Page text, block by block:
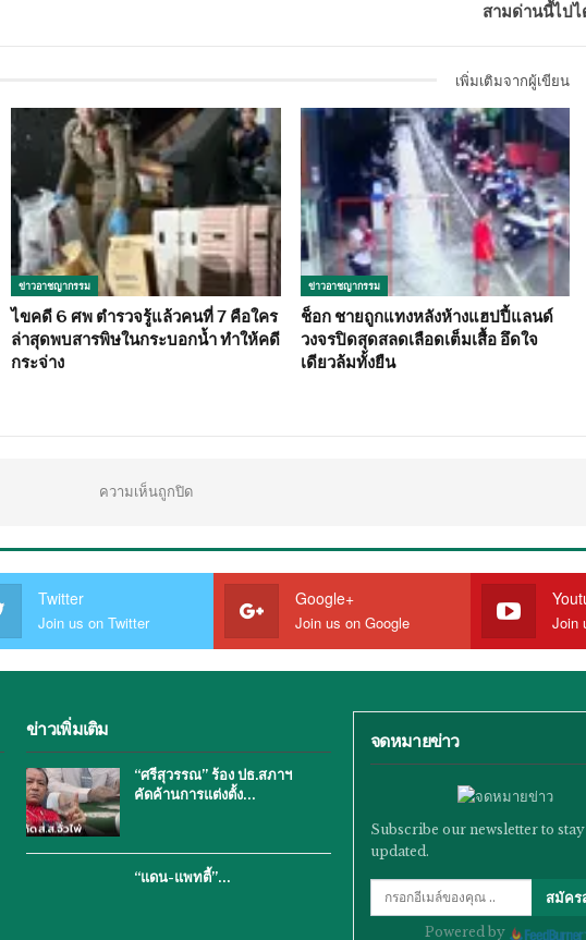
สามด่านนี้ไปไ
เพิ่มเติมจากผู้เขียน
ข่าวอาชญากรรม
ไขคดี 6 ศพ ตำรวจรู้แล้วคนที่ 7 คือใคร
ล่าสุดพบสารพิษในกระบอกน้ำ ทำให้คดี
กระจ่าง
ข่าวอาชญากรรม
ช็อก ชายถูกแทงหลังห้างแฮปปี้แลนด์
วงจรปิดสุดสลดเลือดเต็มเสื้อ อึดใจ
เดียวล้มทั้งยืน
ความเห็นถูกปิด
Twitter
Join us on Twitter
Google+
Join us on Google Join
ข่าวเพิ่มเติม
“ศรีสุวรรณ” ร้อง ปธ.สภาฯ
คัดค้านการแต่งตั้ง…
“แดน-แพทตี้”…
จดหมายข่าว
Subscribe our newsletter to stay
updated.
สมัคร
Powered by